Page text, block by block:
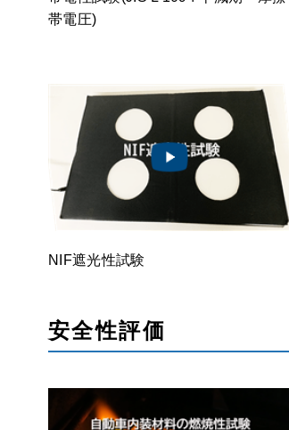
帯電圧)
NIF遮光性試験
安全性評価